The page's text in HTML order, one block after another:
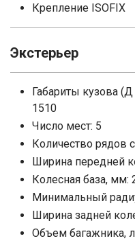
Крепление ISOFIX
Экстерьер
Габариты кузова
1510
Число мест: 5
Количество рядов
Ширина передней
Колесная база, мм:
Минимальный
Ширина задней
Объем багажника,